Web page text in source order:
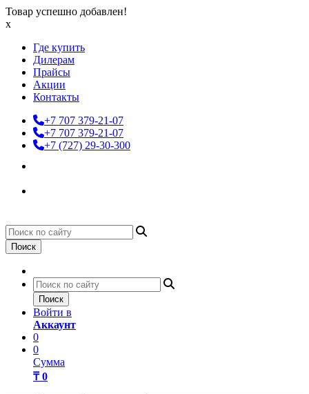
Товар успешно добавлен!
x
Где купить
Дилерам
Прайсы
Акции
Контакты
+7 707 379-21-07
+7 707 379-21-07
+7 (727) 29-30-300
Поиск
Поиск
Войти в
Аккаунт
0
0
Сумма
₸ 0